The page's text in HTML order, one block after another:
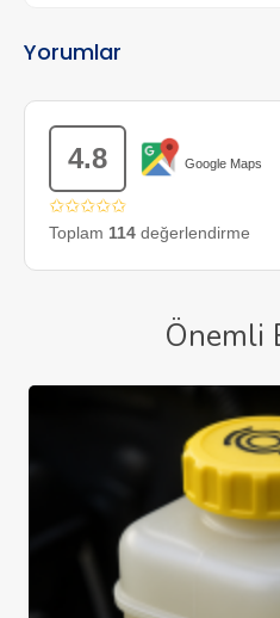
Yorumlar
4.8 Google Maps
✩✩✩✩✩
Toplam 114 değerlendirme
Önemli